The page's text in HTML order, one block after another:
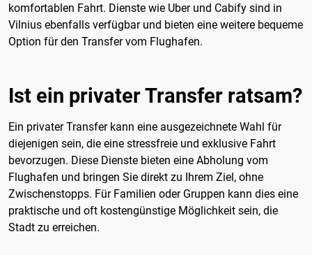
komfortablen Fahrt. Dienste wie Uber und Cabify sind in
Vilnius ebenfalls verfügbar und bieten eine weitere bequeme
Option für den Transfer vom Flughafen.
Ist ein privater Transfer ratsam?
Ein privater Transfer kann eine ausgezeichnete Wahl für
diejenigen sein, die eine stressfreie und exklusive Fahrt
bevorzugen. Diese Dienste bieten eine Abholung vom
Flughafen und bringen Sie direkt zu Ihrem Ziel, ohne
Zwischenstopps. Für Familien oder Gruppen kann dies eine
praktische und oft kostengünstige Möglichkeit sein, die
Stadt zu erreichen.